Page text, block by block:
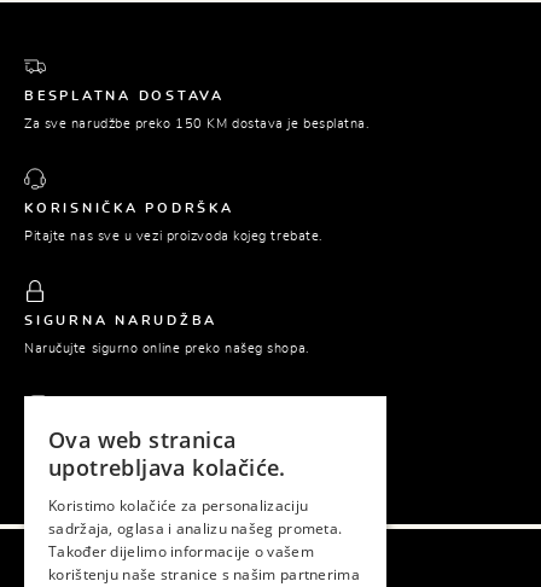
BESPLATNA DOSTAVA
Za sve narudžbe preko 150 KM dostava je besplatna.
KORISNIČKA PODRŠKA
Pitajte nas sve u vezi proizvoda kojeg trebate.
SIGURNA NARUDŽBA
Naručujte sigurno online preko našeg shopa.
PLAĆANJE POUZEĆEM
Platite tek prilikom preuzimanja naručene robe.
Ova web stranica
upotrebljava kolačiće.
Koristimo kolačiće za personalizaciju
sadržaja, oglasa i analizu našeg prometa.
Također dijelimo informacije o vašem
korištenju naše stranice s našim partnerima